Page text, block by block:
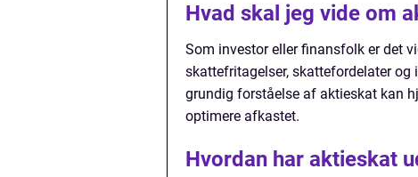
Hvad skal jeg vide om
Som investor eller finansfolk er det
skattefritagelser, skattefordelater
grundig forståelse af aktieskat kan
optimere afkastet.
Hvordan har aktieskat